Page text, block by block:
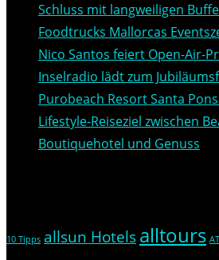
Schluss mit langweiligen
Foodtrucks Mallorcas
Nico Santos feiert Open-Air-
Inselradio lädt zum
Purobeach Resort Santa
Lifestyle-Reiseziel zwischen
Boutiquehotel und Genuss
10 Tipps allsun Hotelsalltours